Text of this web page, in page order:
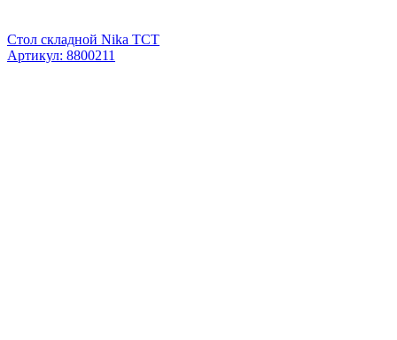
Стол складной Nika ТСТ
Артикул: 8800211